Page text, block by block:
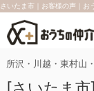
さいたま市｜お客様の声｜お
所沢・川越・東村山
[さいたま